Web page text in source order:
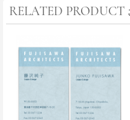
RELATED PRODUCT